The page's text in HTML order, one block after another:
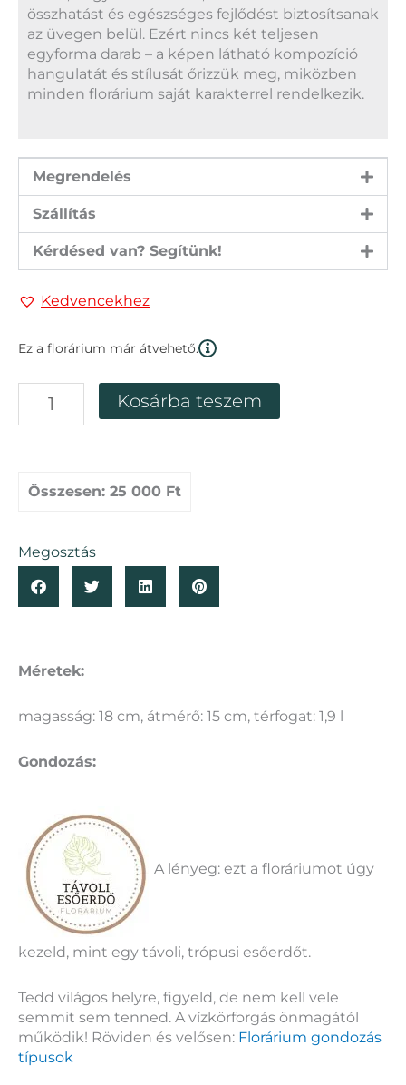
Méretek:
magasság: 18 cm, átmérő: 15 cm, térfogat: 1,9 l
Gondozás:
A lényeg: ezt a floráriumot úgy
kezeld, mint egy távoli, trópusi esőerdőt.
Tedd világos helyre, figyeld, de nem kell vele
semmit sem tenned. A vízkörforgás önmagától
működik! Röviden és velősen: Florárium gondozás
típusok
összhatást és egészséges fejlődést biztosítsanak
az üvegen belül. Ezért nincs két teljesen
egyforma darab – a képen látható kompozíció
hangulatát és stílusát őrizzük meg, miközben
minden florárium saját karakterrel rendelkezik.
Megrendelés
Szállítás
Kérdésed van? Segítünk!
Kedvencekhez
Ez a florárium már átvehető.
üvegtetős
Kosárba teszem
Összesen: 25 000 Ft
Megosztás